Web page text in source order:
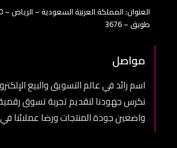
طويق – 3676
مواصل
نكرس جهودنا لتقديم تجربة تسوق رقمية
واضعين جودة المنتجات ورضا عملائنا في